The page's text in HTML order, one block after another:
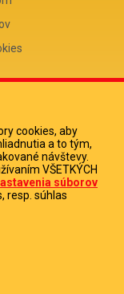
cookies, aby
a to tým,
návštevy.
VŠETKÝCH
súborov
resp. súhlas